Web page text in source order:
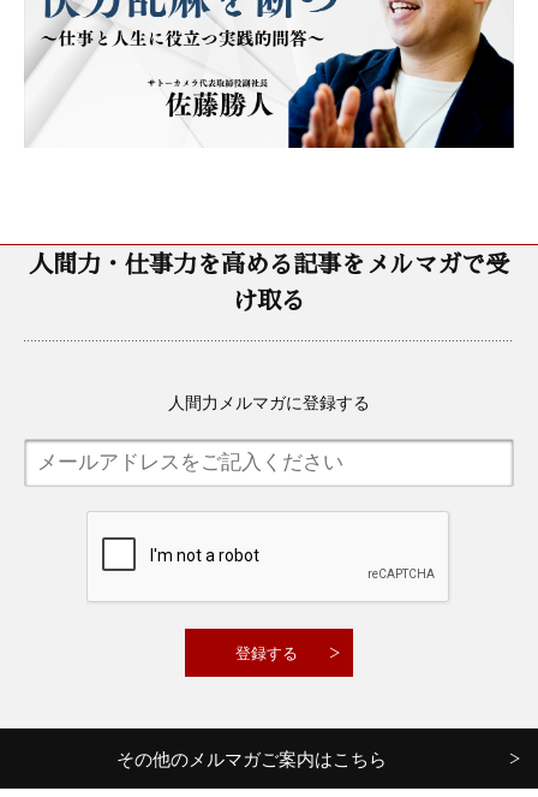
人間力・仕事力を高める記事をメルマガで受
け取る
人間力メルマガに登録する
その他のメルマガご案内はこちら